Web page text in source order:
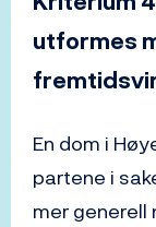
utformes
En dom i
partene i
mer generell